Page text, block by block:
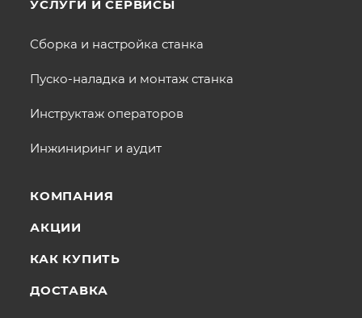
УСЛУГИ И СЕРВИСЫ
Сборка и настройка станка
Пуско-наладка и монтаж станка
Инструктаж операторов
Инжиниринг и аудит
КОМПАНИЯ
АКЦИИ
КАК КУПИТЬ
ДОСТАВКА